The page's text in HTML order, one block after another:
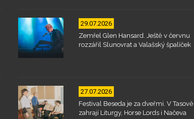
29.07.2026
Zemřel Glen Hansard. Ještě v červnu
rozzářil Slunovrat a Valašský špalíček
27.07.2026
Festival Beseda je za dveřmi. V Tasově
zahrají Liturgy, Horse Lords i Načeva